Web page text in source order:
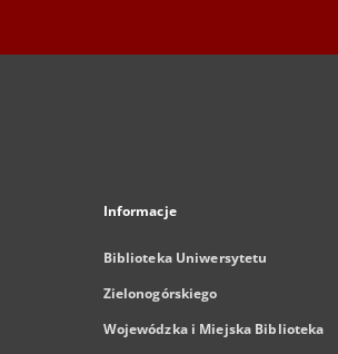
Informacje
Biblioteka Uniwersytetu
Zielonogórskiego
Wojewódzka i Miejska Biblioteka